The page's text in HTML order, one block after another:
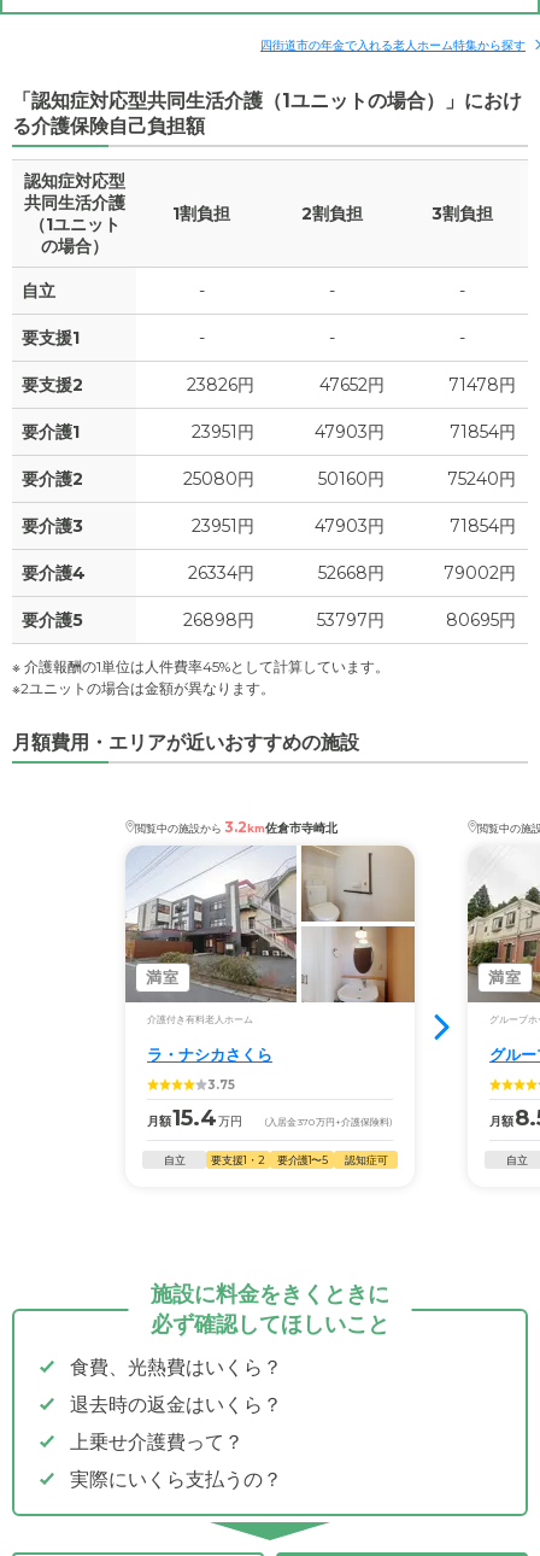
四街道市の年金で入れる老人ホーム特集から探す
「認知症対応型共同生活介護（1ユニットの場合）」におけ
る介護保険自己負担額
認知症対応型
共同生活介護
（1ユニット
の場合）
1割負担 2割負担 3割負担
自立 - - -
要支援1 - - -
要支援2 23826円 47652円 71478円
要介護1 23951円 47903円 71854円
要介護2 25080円 50160円 75240円
要介護3 23951円 47903円 71854円
要介護4 26334円 52668円 79002円
要介護5 26898円 53797円 80695円
※ 介護報酬の1単位は人件費率45%として計算しています。
※2ユニットの場合は金額が異なります。
月額費用・エリアが近いおすすめの施設
閲覧中の施設から 3.2km佐倉市寺崎北
満室
介護付き有料老人ホーム
ラ・ナシカさくら
3.75
月額15.4万円 (入居金370万円 +介護保険料)
自立 要支援1・2 要介護1〜5 認知症可
閲覧中の施
満室
グループホ
グル
月額
自立
施設に料金をきくときに
必ず確認してほしいこと
食費、光熱費はいくら？
退去時の返金はいくら？
上乗せ介護費って？
実際にいくら支払うの？